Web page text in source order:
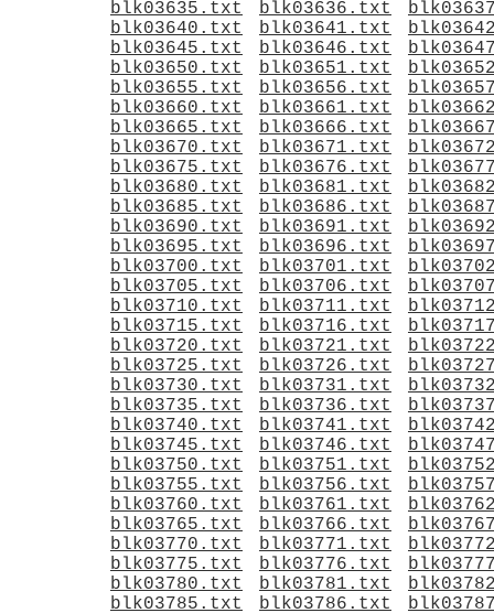
blk03635.txt
blk03636.txt
blk03640.txt
blk03641.txt
blk03645.txt
blk03646.txt
blk03650.txt
blk03651.txt
blk03655.txt
blk03656.txt
blk03660.txt
blk03661.txt
blk03665.txt
blk03666.txt
blk03670.txt
blk03671.txt
blk03675.txt
blk03676.txt
blk03680.txt
blk03681.txt
blk03685.txt
blk03686.txt
blk03690.txt
blk03691.txt
blk03695.txt
blk03696.txt
blk03700.txt
blk03701.txt
blk03705.txt
blk03706.txt
blk03710.txt
blk03711.txt
blk03715.txt
blk03716.txt
blk03720.txt
blk03721.txt
blk03725.txt
blk03726.txt
blk03730.txt
blk03731.txt
blk03735.txt
blk03736.txt
blk03740.txt
blk03741.txt
blk03745.txt
blk03746.txt
blk03750.txt
blk03751.txt
blk03755.txt
blk03756.txt
blk03760.txt
blk03761.txt
blk03765.txt
blk03766.txt
blk03770.txt
blk03771.txt
blk03775.txt
blk03776.txt
blk03780.txt
blk03781.txt
blk03785.txt
blk03786.txt